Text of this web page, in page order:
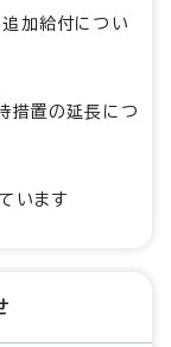
加給付につい
措置の延長につ
います